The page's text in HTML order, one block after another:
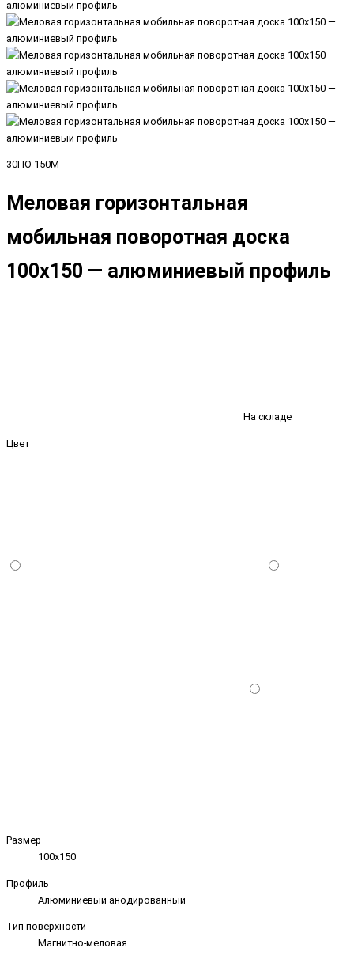
30ПО-150М
Меловая горизонтальная
мобильная поворотная доска
100х150 — алюминиевый профиль
На складе
Цвет
Размер
100х150
Профиль
Алюминиевый анодированный
Тип поверхности
Магнитно-меловая